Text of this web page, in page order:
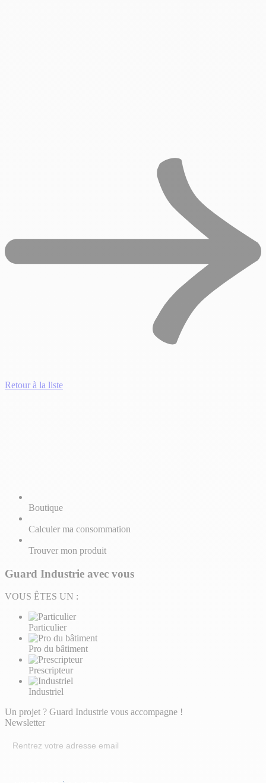
Retour à la liste
Boutique
Calculer ma consommation
Trouver mon produit
Guard Industrie avec vous
VOUS ÊTES UN :
Particulier
Pro du bâtiment
Prescripteur
Industriel
Un projet ? Guard Industrie vous accompagne !
Newsletter